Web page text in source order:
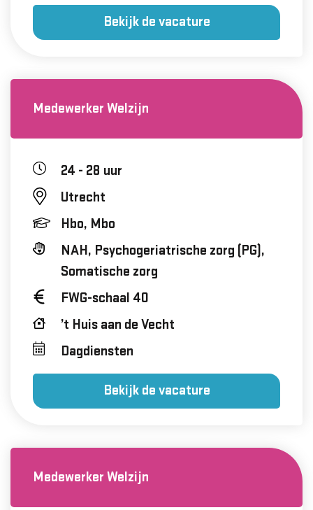
Bekijk de vacature
Medewerker Welzijn
24 - 28 uur
Utrecht
Hbo, Mbo
NAH, Psychogeriatrische zorg (PG),
Somatische zorg
FWG-schaal 40
’t Huis aan de Vecht
Dagdiensten
Bekijk de vacature
Medewerker Welzijn